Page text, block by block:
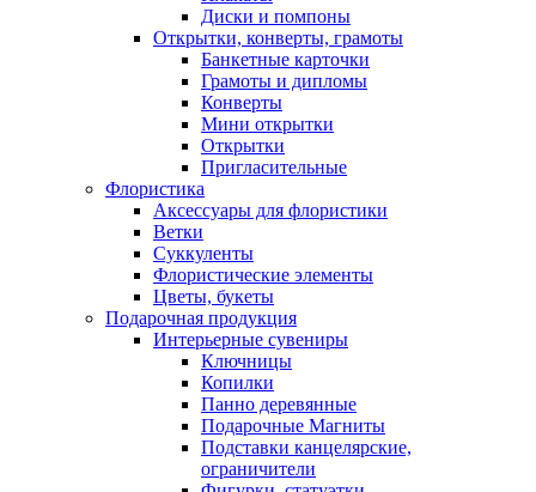
Диски и помпоны
Открытки, конверты, грамоты
Банкетные карточки
Грамоты и дипломы
Конверты
Мини открытки
Открытки
Пригласительные
Флористика
Аксессуары для флористики
Ветки
Суккуленты
Флористические элементы
Цветы, букеты
Подарочная продукция
Интерьерные сувениры
Ключницы
Копилки
Панно деревянные
Подарочные Магниты
Подставки канцелярские,
ограничители